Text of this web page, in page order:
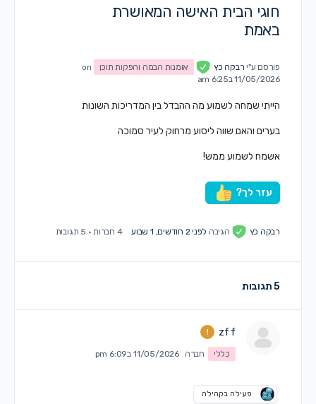
חוגי הבית האישה המאושרת
באמת
פורסם ע"י רבקה כץ אומנות הבמה והפקות תוכן
on
11/05/2026 ב6:25 am
הייתי שמחה לשמוע מה ההבדל בין המדריכות השונות
בערים והאם שווה ליסוע מרחוק לעיר סמוכה
אשמח לשמוע ממש!
עזר לך?
רבקה כץ הגיבה לפני 2 חודשים, 1 שבוע 4 חברות · 5 תגובות
5 תגובות
zf f
כללי חברה 11/05/2026 ב6:09 pm
פעילה בקהילה